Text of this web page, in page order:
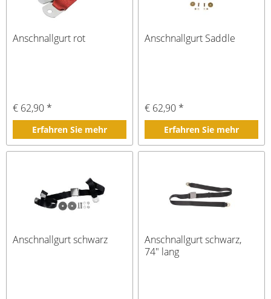
Anschnallgurt rot
€ 62,90 *
Erfahren Sie mehr
Anschnallgurt Saddle
€ 62,90 *
Erfahren Sie mehr
Anschnallgurt schwarz
Anschnallgurt schwarz,
74" lang